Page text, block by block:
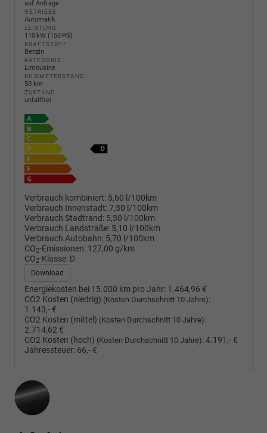
auf Anfrage
GETRIEBE
Automatik
LEISTUNG
110 kW (150 PS)
KRAFTSTOFF
Benzin
KATEGORIE
Limousine
KILOMETERSTAND
50 km
ZUSTAND
unfallfrei
Verbrauch kombiniert: 5,60 l/100km
Verbrauch Innenstadt:7,30 l/100km
Verbrauch Stadtrand: 5,30 l/100km
Verbrauch Landstraße: 5,10 l/100km
Verbrauch Autobahn: 5,70 l/100km
CO2-Emissionen: 127,00 g/km
CO2-Klasse: D
Download
Energiekosten bei 15.000 km pro Jahr: 1.464,96 €
CO2 Kosten (niedrig) (Kosten Durchschnitt 10 Jahre):
1.143,- €
CO2 Kosten (mittel) (Kosten Durchschnitt 10 Jahre):
2.714,62 €
CO2 Kosten (hoch) (Kosten Durchschnitt 10 Jahre):4.191,- €
Jahressteuer: 66,- €